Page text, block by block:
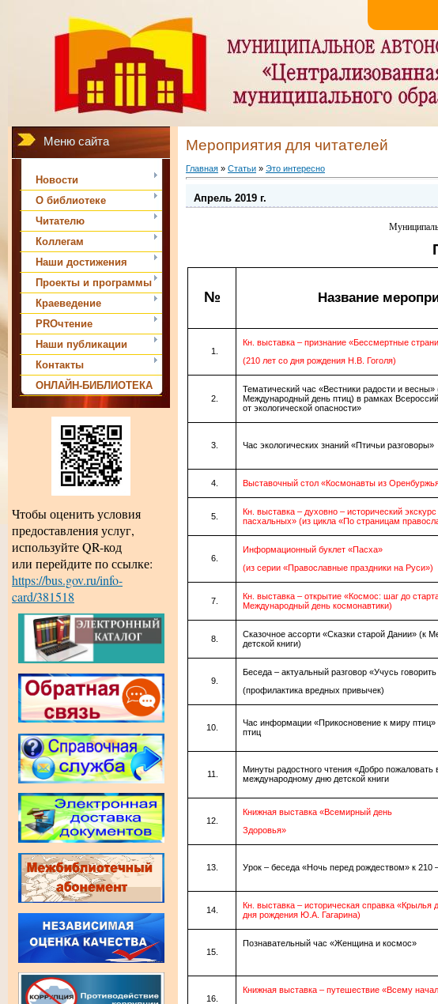
Меню сайта
Новости
О библиотеке
Читателю
Коллегам
Наши достижения
Проекты и программы
Краеведение
PROчтение
Наши публикации
Контакты
ОНЛАЙН-БИБЛИОТЕКА
Чтобы оценить условия
предоставления услуг,
используйте QR-код
или перейдите по ссылке:
https://bus.gov.ru/info-
card/381518
Мероприятия для читателей
Главная » Статьи » Это интересно
Апрель 2019 г.
№ Название
Кн. выставка – признание «Бессмертные
(210 лет со дня рождения Н.В. Гоголя)
Тематический час «Вестники радости и весны»
Международный день птиц) в рамках
от экологической опасности»
Час экологических знаний «Птичьи разговоры»
Выставочный стол «Космонавты из
Кн. выставка – духовно – исторический
пасхальных» (из цикла «По страницам
Информационный буклет «Пасха»
(из серии «Православные праздники на Руси»)
Кн. выставка – открытие «Космос: шаг до
Международный день космонавтики)
Сказочное ассорти «Сказки старой Дании» (к
детской книги)
Беседа – актуальный разговор «Учусь
(профилактика вредных привычек)
Час информации «Прикосновение к миру
птиц
Минуты радостного чтения «Добро пожаловать
международному дню детской книги
Книжная выставка «Всемирный день
Здоровья»
Урок – беседа «Ночь перед рождеством» к 210
Кн. выставка – историческая справка «Крылья
дня рождения Ю.А. Гагарина)
Познавательный час «Женщина и космос»
Книжная выставка – путешествие «Всему